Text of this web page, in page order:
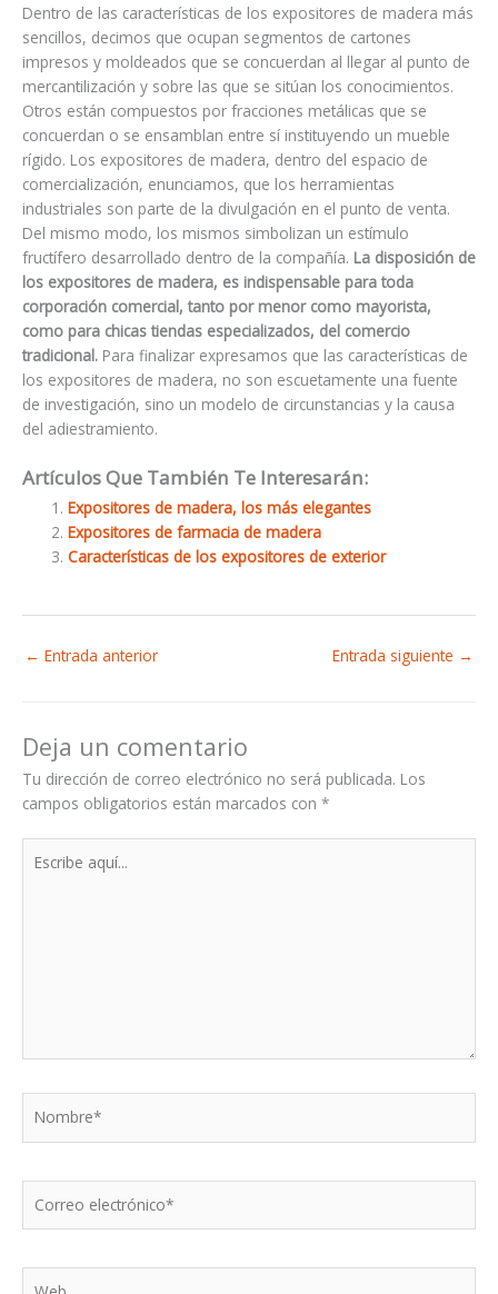
Dentro de las características de los expositores de madera más
sencillos, decimos que ocupan segmentos de cartones
impresos y moldeados que se concuerdan al llegar al punto de
mercantilización y sobre las que se sitúan los conocimientos.
Otros están compuestos por fracciones metálicas que se
concuerdan o se ensamblan entre sí instituyendo un mueble
rígido. Los expositores de madera, dentro del espacio de
comercialización, enunciamos, que los herramientas
industriales son parte de la divulgación en el punto de venta.
Del mismo modo, los mismos simbolizan un estímulo
fructífero desarrollado dentro de la compañía. La disposición de
los expositores de madera, es indispensable para toda
corporación comercial, tanto por menor como mayorista,
como para chicas tiendas especializados, del comercio
tradicional. Para finalizar expresamos que las características de
los expositores de madera, no son escuetamente una fuente
de investigación, sino un modelo de circunstancias y la causa
del adiestramiento.
Artículos Que También Te Interesarán:
Expositores de madera, los más elegantes
Expositores de farmacia de madera
Características de los expositores de exterior
← Entrada anterior Entrada siguiente →
Deja un comentario
Tu dirección de correo electrónico no será publicada. Los
campos obligatorios están marcados con *
aquí...
electrónico*